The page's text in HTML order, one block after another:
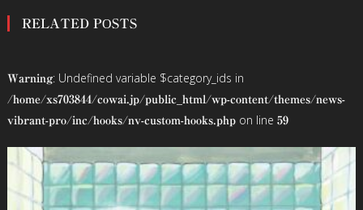
ナ
ゲ
ー
シ
ョ
RELATED POSTS
Warning: Undefined variable $category_ids in
/home/xs703844/cowai.jp/public_html/wp-content/themes/news-
vibrant-pro/inc/hooks/nv-custom-hooks.phpon line 59